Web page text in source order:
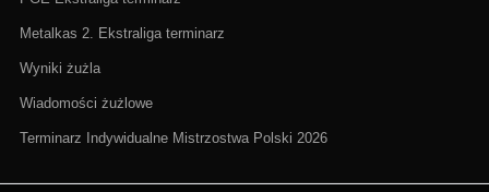
Metalkas 2. Ekstraliga terminarz
Wyniki żużla
Wiadomości żużlowe
Terminarz Indywidualne Mistrzostwa Polski 2026